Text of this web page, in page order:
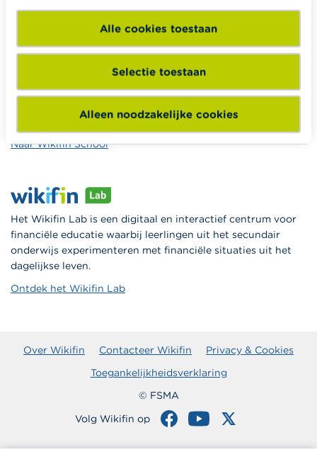
Alle cookies toestaan
Selectie toestaan
Alleen noodzakelijke cookies
Lees meer over Wikifin
Wikifin School biedt gratis en heel divers pedagogisch
ondersteunen bij hun lessen financiële educatie.
Naar Wikifin School
Het Wikifin Lab is een digitaal en interactief centrum voor
financiële educatie waarbij leerlingen uit het secundair
onderwijs experimenteren met financiële situaties uit het
dagelijkse leven.
Ontdek het Wikifin Lab
Over Wikifin Contacteer Wikifin
Privacy & Cookies
Toegankelijkheidsverklaring
© FSMA
Volg Wikifin op